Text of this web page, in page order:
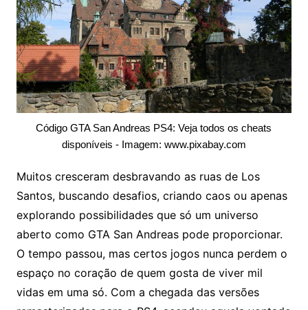
Código GTA San Andreas PS4: Veja todos os cheats
disponíveis - Imagem: www.pixabay.com
Muitos cresceram desbravando as ruas de Los
Santos, buscando desafios, criando caos ou apenas
explorando possibilidades que só um universo
aberto como GTA San Andreas pode proporcionar.
O tempo passou, mas certos jogos nunca perdem o
espaço no coração de quem gosta de viver mil
vidas em uma só. Com a chegada das versões